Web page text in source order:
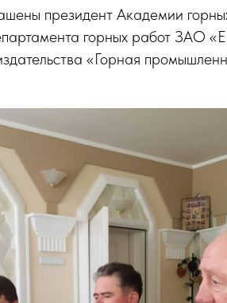
президент Академии
горных работ ЗАО
«Горная